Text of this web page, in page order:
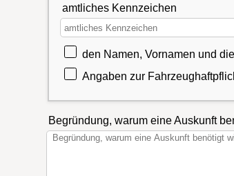
amtliches Kennzeichen
den Namen, Vornamen und
Angaben zur
Begründung, warum eine Auskunft